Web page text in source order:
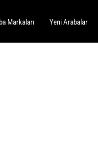
Markaları Yeni Arabalar